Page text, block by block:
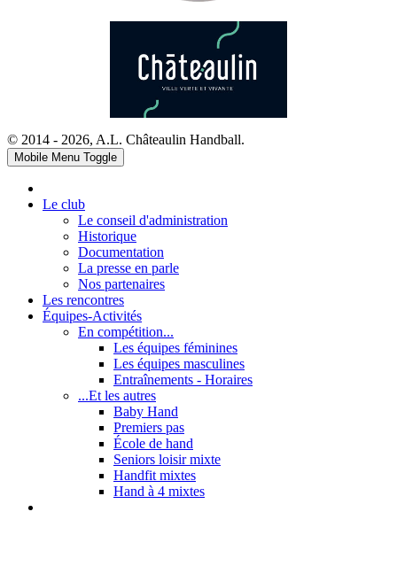
© 2014 - 2026, A.L. Châteaulin Handball.
Mobile Menu Toggle
Le club
Le conseil d'administration
Historique
Documentation
La presse en parle
Nos partenaires
Les rencontres
Équipes-Activités
En compétition...
Les équipes féminines
Les équipes masculines
Entraînements - Horaires
...Et les autres
Baby Hand
Premiers pas
École de hand
Seniors loisir mixte
Handfit mixtes
Hand à 4 mixtes